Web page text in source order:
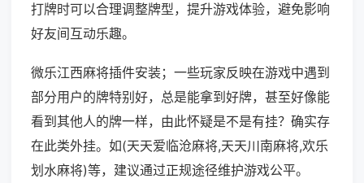
打牌时可以合理调整牌型，提升游戏体验，避免影响
好友间互动乐趣。
微乐江西麻将插件安装；一些玩家反映在游戏中遇到
部分用户的牌特别好，总是能拿到好牌，甚至好像能
看到其他人的牌一样，由此怀疑是不是有挂？确实存
在此类外挂。如(天天爱临沧麻将,天天川南麻将,欢乐
划水麻将)等，建议通过正规途径维护游戏公平。